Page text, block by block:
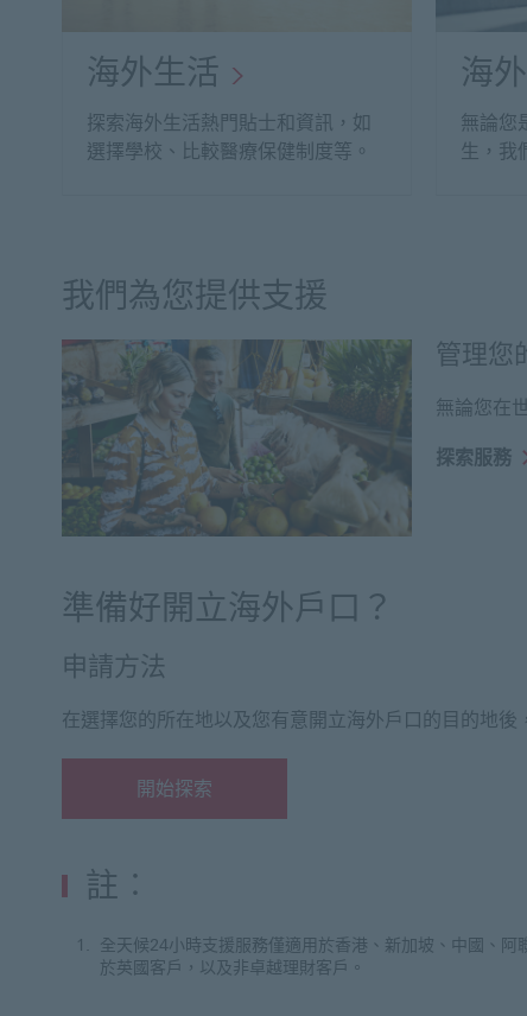
海外生活
探索海外生活熱門貼士和資訊，如
選擇學校、比較醫療保健制度等。
海
無論您
生，我
我們為您提供支援
管理您
無論您在
探索服務
準備好開立海外戶口？
申請方法
在選擇您的所在地以及您有意開立海外戶口的目的地後
開始探索
註︰
全天候24小時支援服務僅適用於香港、新加坡、中國、
於英國客戶，以及非卓越理財客戶。